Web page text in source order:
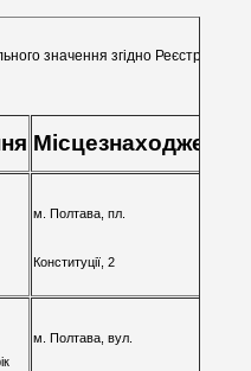
значення згідно Реєстру
Місцезнаходження
м. Полтава, пл.
Конституції, 2
м. Полтава, вул.